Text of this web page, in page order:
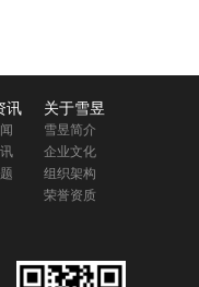
讯 关于雪昱
雪昱简介
企业文化
组织架构
荣誉资质